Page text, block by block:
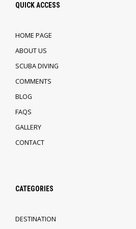
QUICK ACCESS
HOME PAGE
ABOUT US
SCUBA DIVING
COMMENTS
BLOG
FAQS
GALLERY
CONTACT
CATEGORIES
DESTINATION